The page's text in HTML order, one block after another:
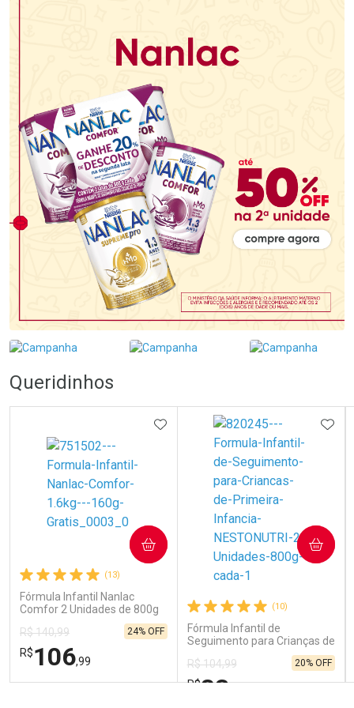
Queridinhos
(13)
Fórmula Infantil Nanlac
Comfor 2 Unidades de 800g
R$ 140,99
R$106,99
24% OFF
ADICIONAR AOS FAVORITOS
COMPRAR
(10)
Fórmula Infantil de
Seguimento para Crianças de
Primeira Infância Nestonutri
2 Unidades de 800g cada
R$ 104,99
R$83
20% OFF
COMPRAR